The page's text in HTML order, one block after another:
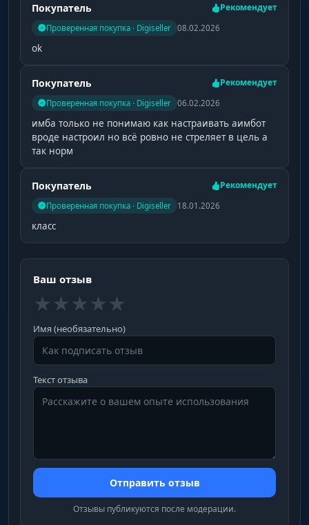
Покупатель Рекомендует
Проверенная покупка · Digiseller 08.02.2026
ok
Покупатель Рекомендует
Проверенная покупка · Digiseller 06.02.2026
имба только не понимаю как настраивать аимбот
вроде настроил но всё ровно не стреляет в цель а
так норм
Покупатель Рекомендует
Проверенная покупка · Digiseller 18.01.2026
класс
Ваш отзыв
★★★★★
Имя (необязательно)
Текст отзыва
Отправить отзыв
Отзывы публикуются после модерации.